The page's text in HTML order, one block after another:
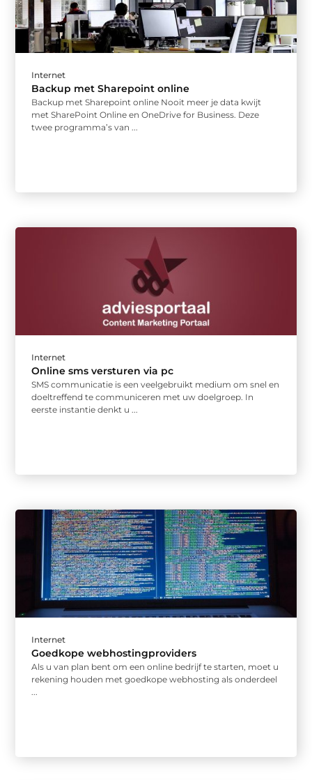
Internet
Backup met Sharepoint online
Backup met Sharepoint online Nooit meer je data kwijt
met SharePoint Online en OneDrive for Business. Deze
twee programma’s van ...
Internet
Online sms versturen via pc
SMS communicatie is een veelgebruikt medium om snel en
doeltreffend te communiceren met uw doelgroep. In
eerste instantie denkt u ...
Internet
Goedkope webhostingproviders
Als u van plan bent om een online bedrijf te starten, moet u
rekening houden met goedkope webhosting als onderdeel
...